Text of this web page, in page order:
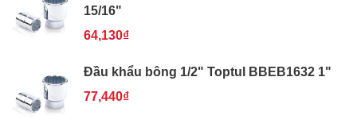
15/16"
64,130₫
Đầu khẩu bông 1/2" Toptul BBEB1632 1"
77,440₫